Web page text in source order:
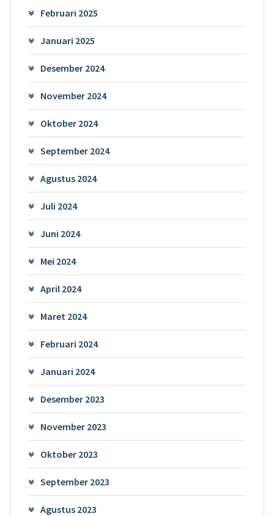
Februari 2025
Januari 2025
Desember 2024
November 2024
Oktober 2024
September 2024
Agustus 2024
Juli 2024
Juni 2024
Mei 2024
April 2024
Maret 2024
Februari 2024
Januari 2024
Desember 2023
November 2023
Oktober 2023
September 2023
Agustus 2023